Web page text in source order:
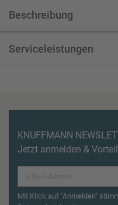
Beschreibung
Serviceleistungen
KNUFFMANN
Jetzt anmelden &
Mit Klick auf "Anmelden"